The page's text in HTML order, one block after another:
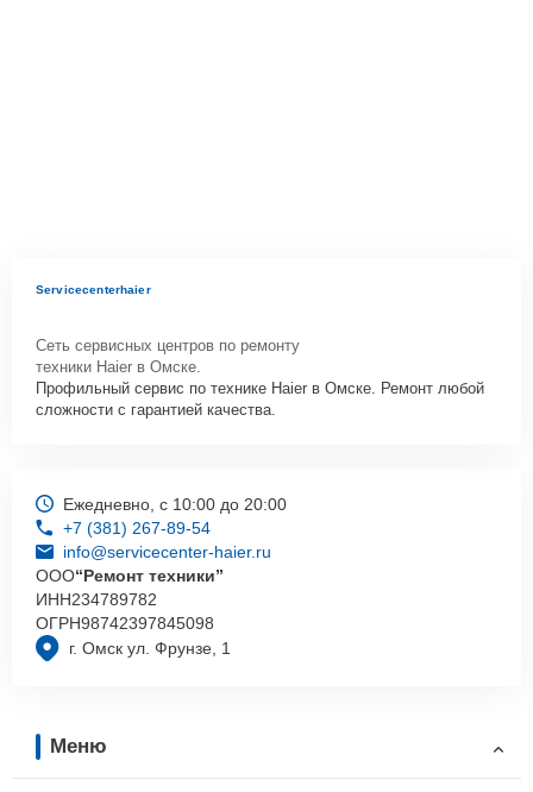
Servicecenterhaier
Сеть сервисных центров по ремонту
техники Haier в Омске.
Профильный сервис по технике Haier в Омске. Ремонт любой
сложности с гарантией качества.
г. Омск ул. Фрунзе, 1
Ежедневно, с 10:00 до 20:00
+7 (381) 267-89-54
info@servicecenter-haier.ru
ООО“Ремонт техники”
ИНН234789782
ОГРН98742397845098
Меню